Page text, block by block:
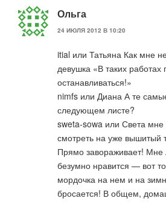
Ольга
24 ИЮЛЯ 2012 В 10:20
itial или Татьяна Как мне
девушка «В таких
останавливаться!»
nimfs или Диана А те
следующем листе?
sweta-sowa или Света мне
смотреть на уже вышитый
Прямо завораживает! Мне
безумно нравится — вот
мордочка на нем и на
бросается! В общем,